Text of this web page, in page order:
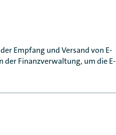
Empfang und Versand von E-
der Finanzverwaltung, um die E-